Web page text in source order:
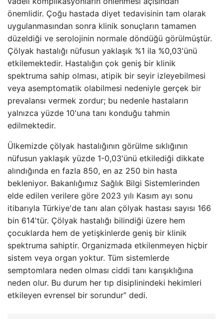
önemlidir. Çoğu hastada diyet tedavisinin tam olarak
uygulanmasından sonra klinik sonuçların tamamen
düzeldiği ve serolojinin normale döndüğü görülmüştür.
Çölyak hastalığı nüfusun yaklaşık %1 ila %0,03'ünü
etkilemektedir. Hastalığın çok geniş bir klinik
spektruma sahip olması, atipik bir seyir izleyebilmesi
veya asemptomatik olabilmesi nedeniyle gerçek bir
prevalansı vermek zordur; bu nedenle hastaların
yalnızca yüzde 10'una tanı konduğu tahmin
edilmektedir.
Ülkemizde çölyak hastalığının görülme sıklığının
nüfusun yaklaşık yüzde 1-0,03'ünü etkilediği dikkate
alındığında en fazla 850, en az 250 bin hasta
bekleniyor. Bakanlığımız Sağlık Bilgi Sistemlerinden
elde edilen verilere göre 2023 yılı Kasım ayı sonu
itibarıyla Türkiye'de tanı alan çölyak hastası sayısı 166
bin 614'tür. Çölyak hastalığı bilindiği üzere hem
çocuklarda hem de yetişkinlerde geniş bir klinik
spektruma sahiptir. Organizmada etkilenmeyen hiçbir
sistem veya organ yoktur. Tüm sistemlerde
semptomlara neden olması ciddi tanı karışıklığına
neden olur. Bu durum her tıp disiplinindeki hekimleri
etkileyen evrensel bir sorundur” dedi.